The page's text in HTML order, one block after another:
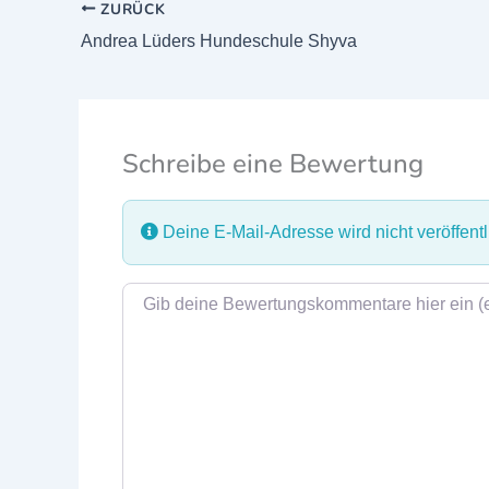
ZURÜCK
Andrea Lüders Hundeschule Shyva
Schreibe eine Bewertung
Deine E-Mail-Adresse wird nicht
Rezensionstext